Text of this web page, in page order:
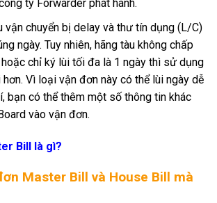
ty Forwarder phát hành.
vận chuyển bị delay và thư tín dụng (L/C)
ngày. Tuy nhiên, hãng tàu không chấp
chỉ ký lùi tối đa là 1 ngày thì sử dụng
Vì loại vận đơn này có thể lùi ngày dễ
bạn có thể thêm một số thông tin khác
vào vận đơn.
Bill là gì?
Master Bill và House Bill mà